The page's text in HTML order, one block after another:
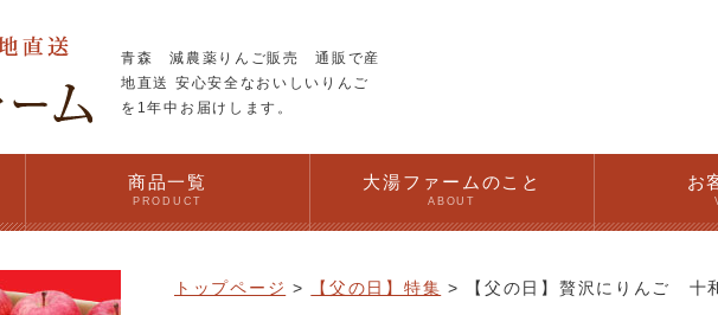
青森 減農薬りんご販売 通販で産
地直送 安心安全なおいしいりんご
を1年中お届けします。
商品一覧
PRODUCT
大湯ファームのこと
ABOUT
お
トップページ 【父の日】特集 【父の日】贅沢にりんご 十